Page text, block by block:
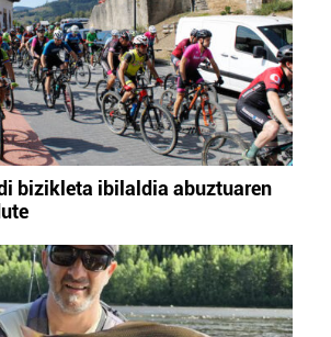
bizikleta ibilaldia abuztuaren